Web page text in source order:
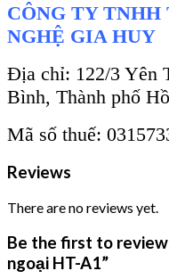
CÔNG TY
NGHỆ GIA HUY
Địa chỉ: 122/3 Yên
Bình, Thành phố
Mã số thuế:
Reviews
There are no reviews yet.
Be the first to review
ngoại HT-A1”